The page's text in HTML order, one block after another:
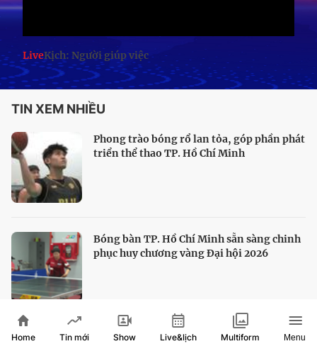
LiveKịch: Người giúp việc
TIN XEM NHIỀU
Phong trào bóng rổ lan tỏa, góp phần phát
triển thể thao TP. Hồ Chí Minh
Bóng bàn TP. Hồ Chí Minh sẵn sàng chinh
phục huy chương vàng Đại hội 2026
HLV Kim Sang Sik hài lòng với màn trình
Home Tin mới Show Live&lịch Multiform Menu